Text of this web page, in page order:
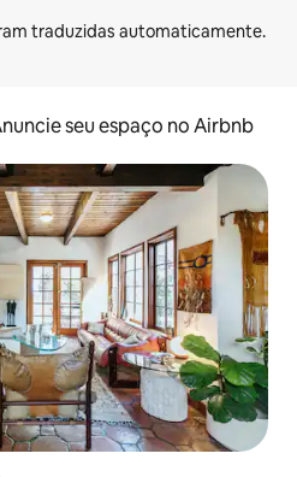
seu espaço no Airbnb